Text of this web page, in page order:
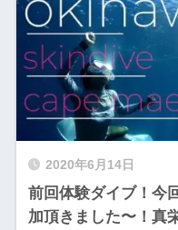
2020年6月14日
前回体験ダイブ！今
加頂きました〜！真